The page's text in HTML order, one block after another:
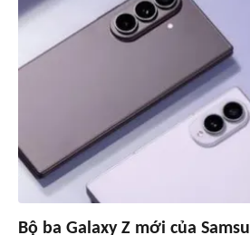
Bộ ba Galaxy Z mới của